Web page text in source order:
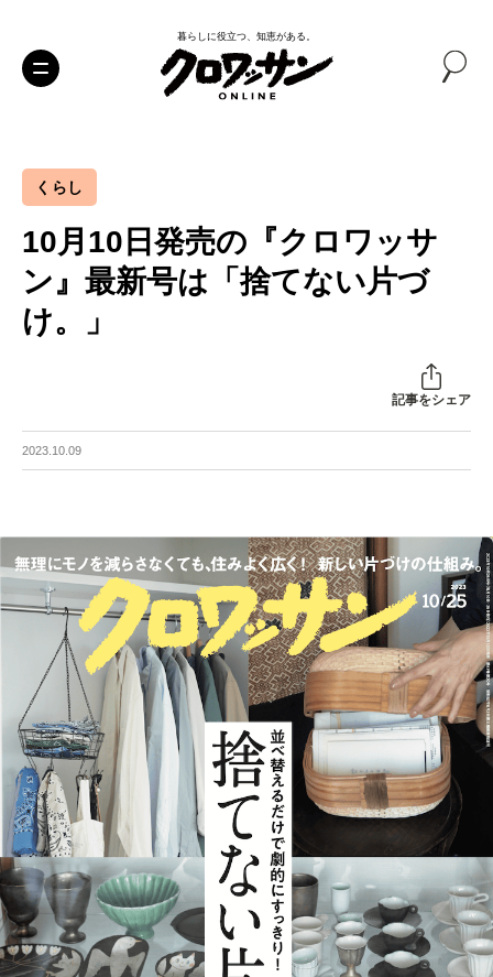
暮らしに役立つ、知恵がある。
くらし
10月10日発売の『クロワッサ
ン』最新号は「捨てない片づ
け。」
記事をシェア
2023.10.09